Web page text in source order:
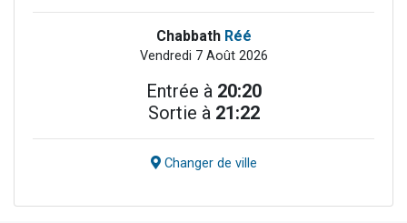
Chabbath Réé
Vendredi 7 Août 2026
Entrée à 20:20
Sortie à 21:22
Changer de ville